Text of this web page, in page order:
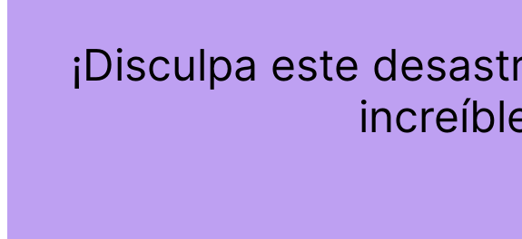
¡Disculpa este